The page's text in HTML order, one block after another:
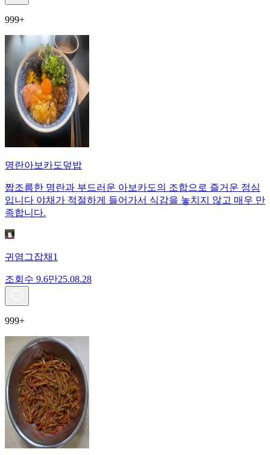
999+
명란아보카도덮밥
짭조름한 명란과 부드러운 아보카도의 조합으로 즐거운 점심
입니다 야채가 적절하게 들어가서 식감을 놓치지 않고 매우 만
족합니다.
귀염그잡채1
조회수 9.6만25.08.28
999+